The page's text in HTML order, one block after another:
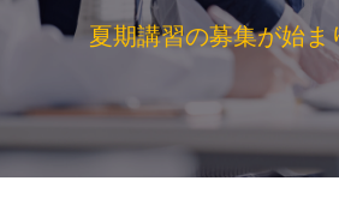
夏期講習の募集が始ま